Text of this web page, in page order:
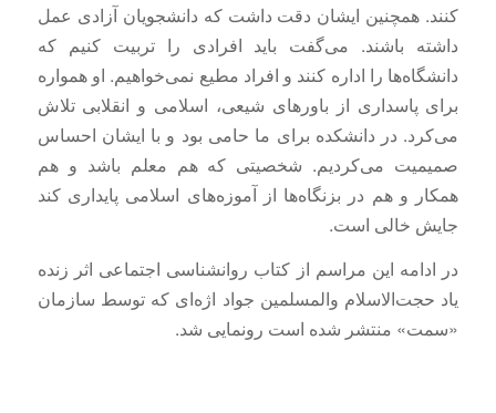
کنند. همچنین ایشان دقت داشت که دانشجویان آزادی عمل
داشته باشند. می‌گفت باید افرادی را تربیت کنیم که
دانشگاه‌ها را اداره کنند و افراد مطیع نمی‌خواهیم. او همواره
برای پاسداری از باورهای شیعی، اسلامی و انقلابی تلاش
می‌کرد. در دانشکده برای ما حامی بود و با ایشان احساس
صمیمیت می‌کردیم. شخصیتی که هم معلم باشد و هم
همکار و هم در بزنگاه‌ها از آموزه‌های اسلامی پایداری کند
جایش خالی است.
در ادامه این مراسم از کتاب روانشناسی اجتماعی اثر زنده
یاد حجت‌الاسلام والمسلمین جواد اژه‌ای که توسط سازمان
«سمت» منتشر شده است رونمایی شد.